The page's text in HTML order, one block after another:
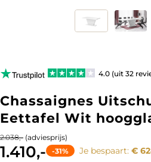
4.0 (uit 32
Chassaignes
Eettafel Wit
2.038,- (adviesprijs)
1.410,- -31% Je bespaart: €